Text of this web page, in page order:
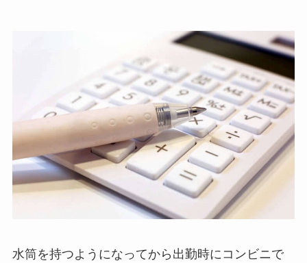
水筒を持つようになってから出勤時にコンビニで